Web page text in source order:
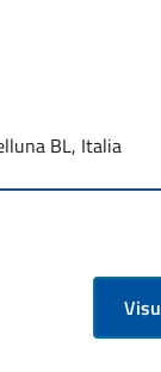
BL, Italia